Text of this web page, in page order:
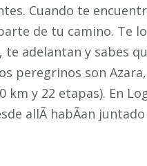
Cuando te
de tu camino. Te
adelantan y sabes
peregrinos son
km y 22 etapas). En
allÃ­ habÃ­an